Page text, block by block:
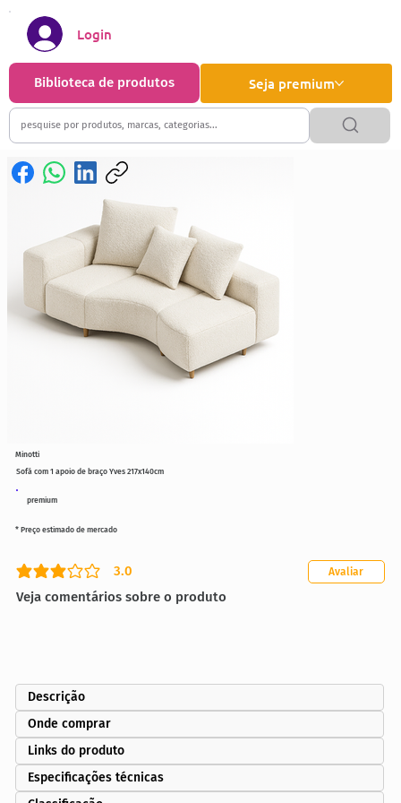
Seja premium
Biblioteca de produtos
Login
premium
Sofá com 1 apoio de braço Yves 217x140cm
3.0
classificação média é 3 de 5
Veja comentários sobre o produto
Avaliar
* Preço estimado de mercado
Minotti
Descrição
Onde comprar
Links do produto
Especificações técnicas